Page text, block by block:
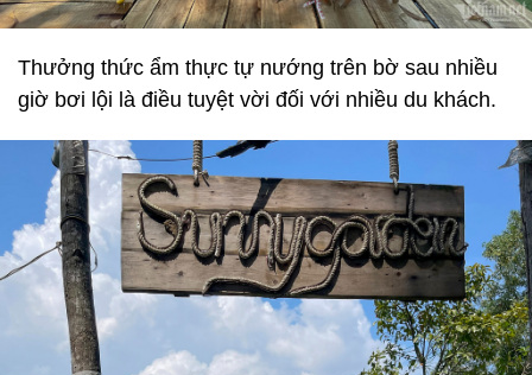
Thưởng thức ẩm thực tự nướng trên bờ sau nhiều
giờ bơi lội là điều tuyệt vời đối với nhiều du khách.